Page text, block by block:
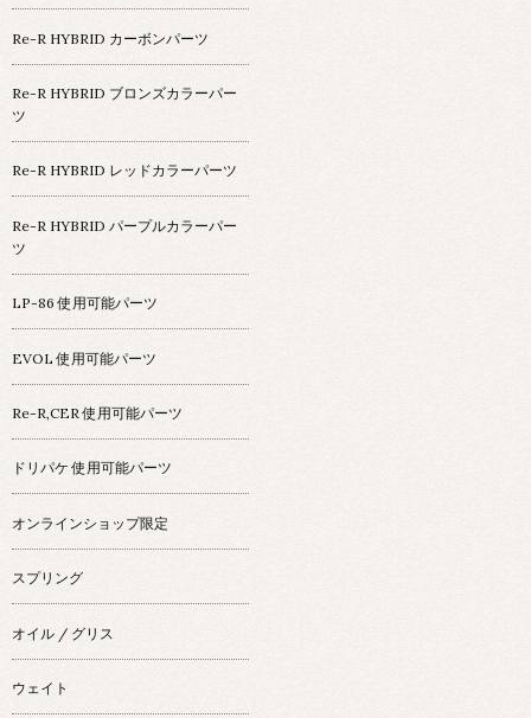
Re-R HYBRID カーボンパーツ
Re-R HYBRID ブロンズカラーパー
ツ
Re-R HYBRID レッドカラーパーツ
Re-R HYBRID パープルカラーパー
ツ
LP-86 使用可能パーツ
EVOL 使用可能パーツ
Re-R,CER 使用可能パーツ
ドリパケ 使用可能パーツ
オンラインショップ限定
スプリング
オイル / グリス
ウェイト